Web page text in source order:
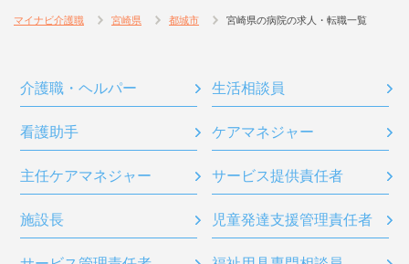
マイナビ介護職 宮崎県 都城市 宮崎県の病院の求人・転職一覧
介護職・ヘルパー 生活相談員
看護助手 ケアマネジャー
主任ケアマネジャー サービス提供責任者
施設長 児童発達支援管理責任者